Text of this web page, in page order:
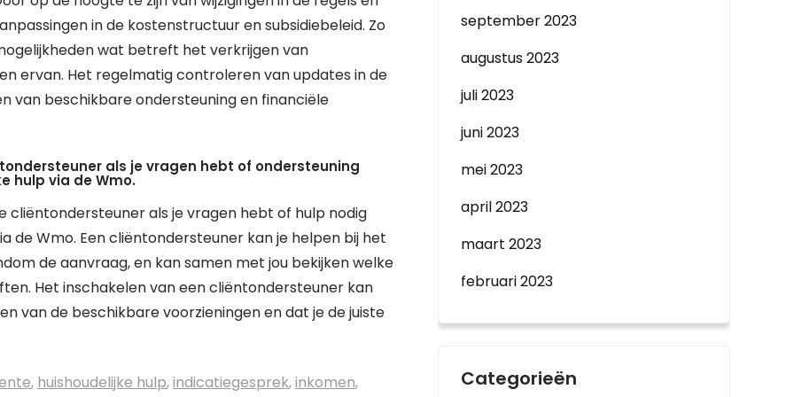
in de kostenstructuur en subsidiebeleid. Zo
wat betreft het verkrijgen van
ervan. Het regelmatig controleren van updates in de
van beschikbare ondersteuning en financiële
als je vragen hebt of ondersteuning
hulp via de Wmo.
als je vragen hebt of hulp nodig
de Wmo. Een cliëntondersteuner kan je helpen bij het
de aanvraag, en kan samen met jou bekijken welke
Het inschakelen van een cliëntondersteuner kan
van de beschikbare voorzieningen en dat je de juiste
, huishoudelijke hulp,indicatiegesprek,inkomen,
september 2023
augustus 2023
juli 2023
juni 2023
mei 2023
april 2023
maart 2023
februari 2023
Categorieën